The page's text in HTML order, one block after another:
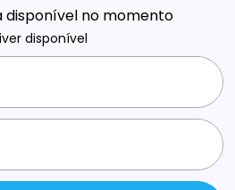
disponível no momento
disponível